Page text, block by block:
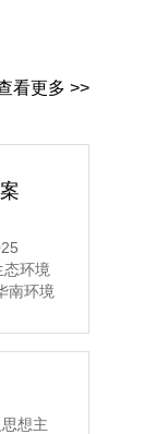
看更多 >>
环境
南环境
,请认
想主